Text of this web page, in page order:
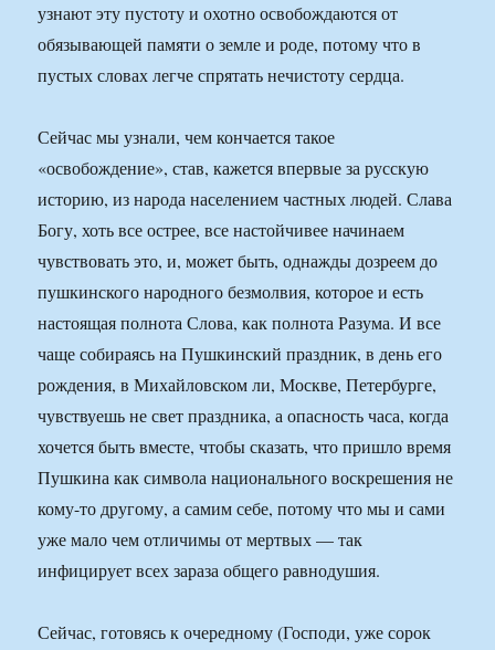
узнают эту пустоту и охотно освобождаются от
обязывающей памяти о земле и роде, потому что в
пустых словах легче спрятать нечистоту сердца.
Сейчас мы узнали, чем кончается такое
«освобождение», став, кажется впервые за русскую
историю, из народа населением частных людей. Слава
Богу, хоть все острее, все настойчивее начинаем
чувствовать это, и, может быть, однажды дозреем до
пушкинского народного безмолвия, которое и есть
настоящая полнота Слова, как полнота Разума. И все
чаще собираясь на Пушкинский праздник, в день его
рождения, в Михайловском ли, Москве, Петербурге,
чувствуешь не свет праздника, а опасность часа, когда
хочется быть вместе, чтобы сказать, что пришло время
Пушкина как символа национального воскрешения не
кому-то другому, а самим себе, потому что мы и сами
уже мало чем отличимы от мертвых — так
инфицирует всех зараза общего равнодушия.
Сейчас, готовясь к очередному (Господи, уже сорок